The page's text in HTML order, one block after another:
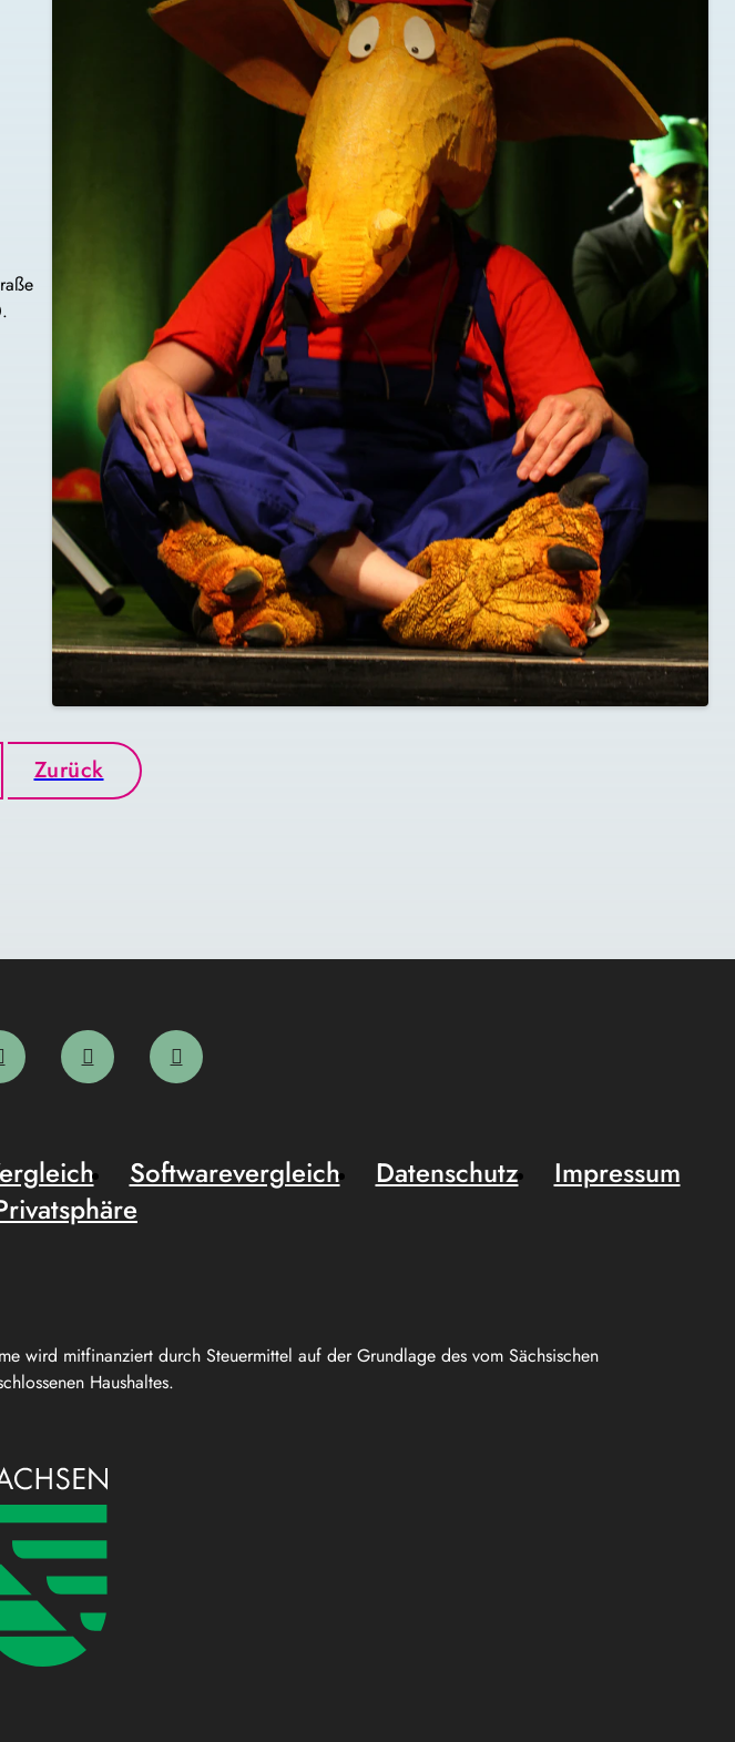
Zurück
wird mitfinanziert durch Steuermittel auf der Grundlage des vom Sächsischen
Haushaltes.
Softwarevergleich Datenschutz
Impressum